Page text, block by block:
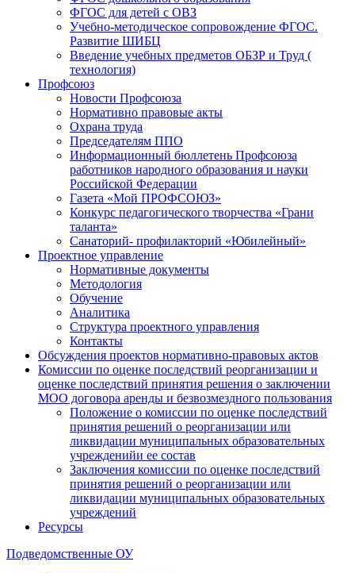
ФГОС для детей с ОВЗ
Учебно-методическое сопровождение ФГОС.
Развитие ШИБЦ
Введение учебных предметов ОБЗР и Труд (
технология)
Профсоюз
Новости Профсоюза
Нормативно правовые акты
Охрана труда
Председателям ППО
Информационный бюллетень Профсоюза
работников народного образования и науки
Российской Федерации
Газета «Мой ПРОФСОЮЗ»
Конкурс педагогического творчества «Грани
таланта»
Санаторий- профилакторий «Юбилейный»
Проектное управление
Нормативные документы
Методология
Обучение
Аналитика
Структура проектного управления
Контакты
Обсуждения проектов нормативно-правовых актов
Комиссии по оценке последствий реорганизации и
оценке последствий принятия решения о заключении
МОО договора аренды и безвозмездного пользования
Положение о комиссии по оценке последствий
принятия решений о реорганизации или
ликвидации муниципальных образовательных
учрежденийи ее состав
Заключения комиссии по оценке последствий
принятия решений о реорганизации или
ликвидации муниципальных образовательных
учреждений
Ресурсы
Подведомственные ОУ